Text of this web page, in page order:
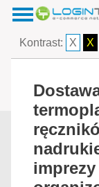
Kontrast: X X